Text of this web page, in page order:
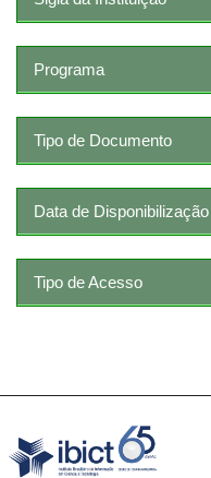
Programa
Tipo de Documento
Data de Disponibilização
Tipo de Acesso